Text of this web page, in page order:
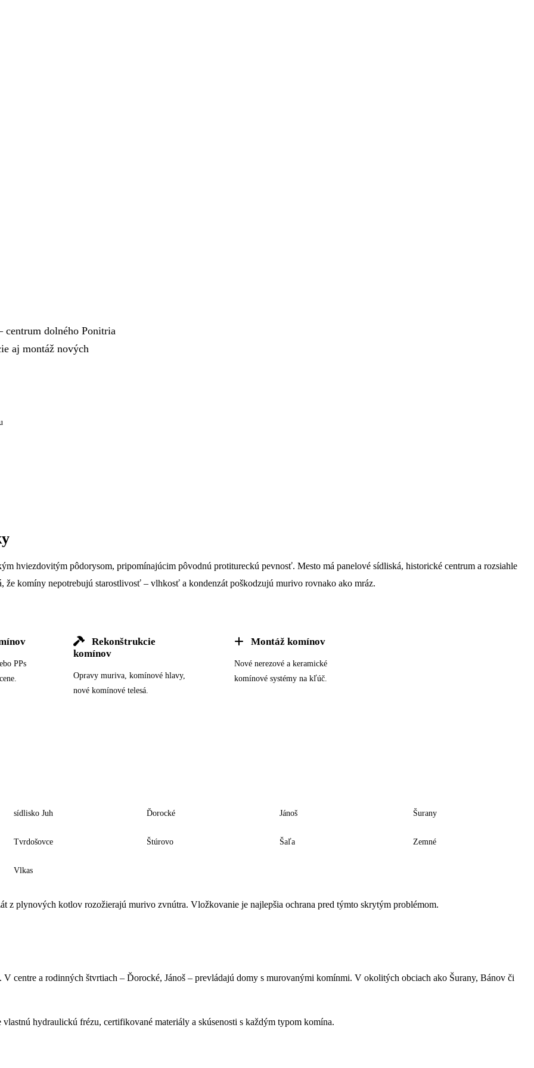
centrum dolného Ponitria
aj montáž nových
hviezdovitým pôdorysom, pripomínajúcim pôvodnú protitureckú pevnosť. Mesto má panelové sídliská, historické centrum a rozsiahle
komíny nepotrebujú starostlivosť – vlhkosť a kondenzát poškodzujú murivo rovnako ako mráz.
PPs
Rekonštrukcie
komínov
Opravy muriva, komínové hlavy,
nové komínové telesá.
Montáž komínov
Nové nerezové a keramické
komínové systémy na kľúč.
sídlisko Juh Ďorocké Jánoš Šurany
Tvrdošovce Štúrovo Šaľa Zemné
Vlkas
plynových kotlov rozožierajú murivo zvnútra. Vložkovanie je najlepšia ochrana pred týmto skrytým problémom.
centre a rodinných štvrtiach – Ďorocké, Jánoš – prevládajú domy s murovanými komínmi. V okolitých obciach ako Šurany, Bánov či
hydraulickú frézu, certifikované materiály a skúsenosti s každým typom komína.